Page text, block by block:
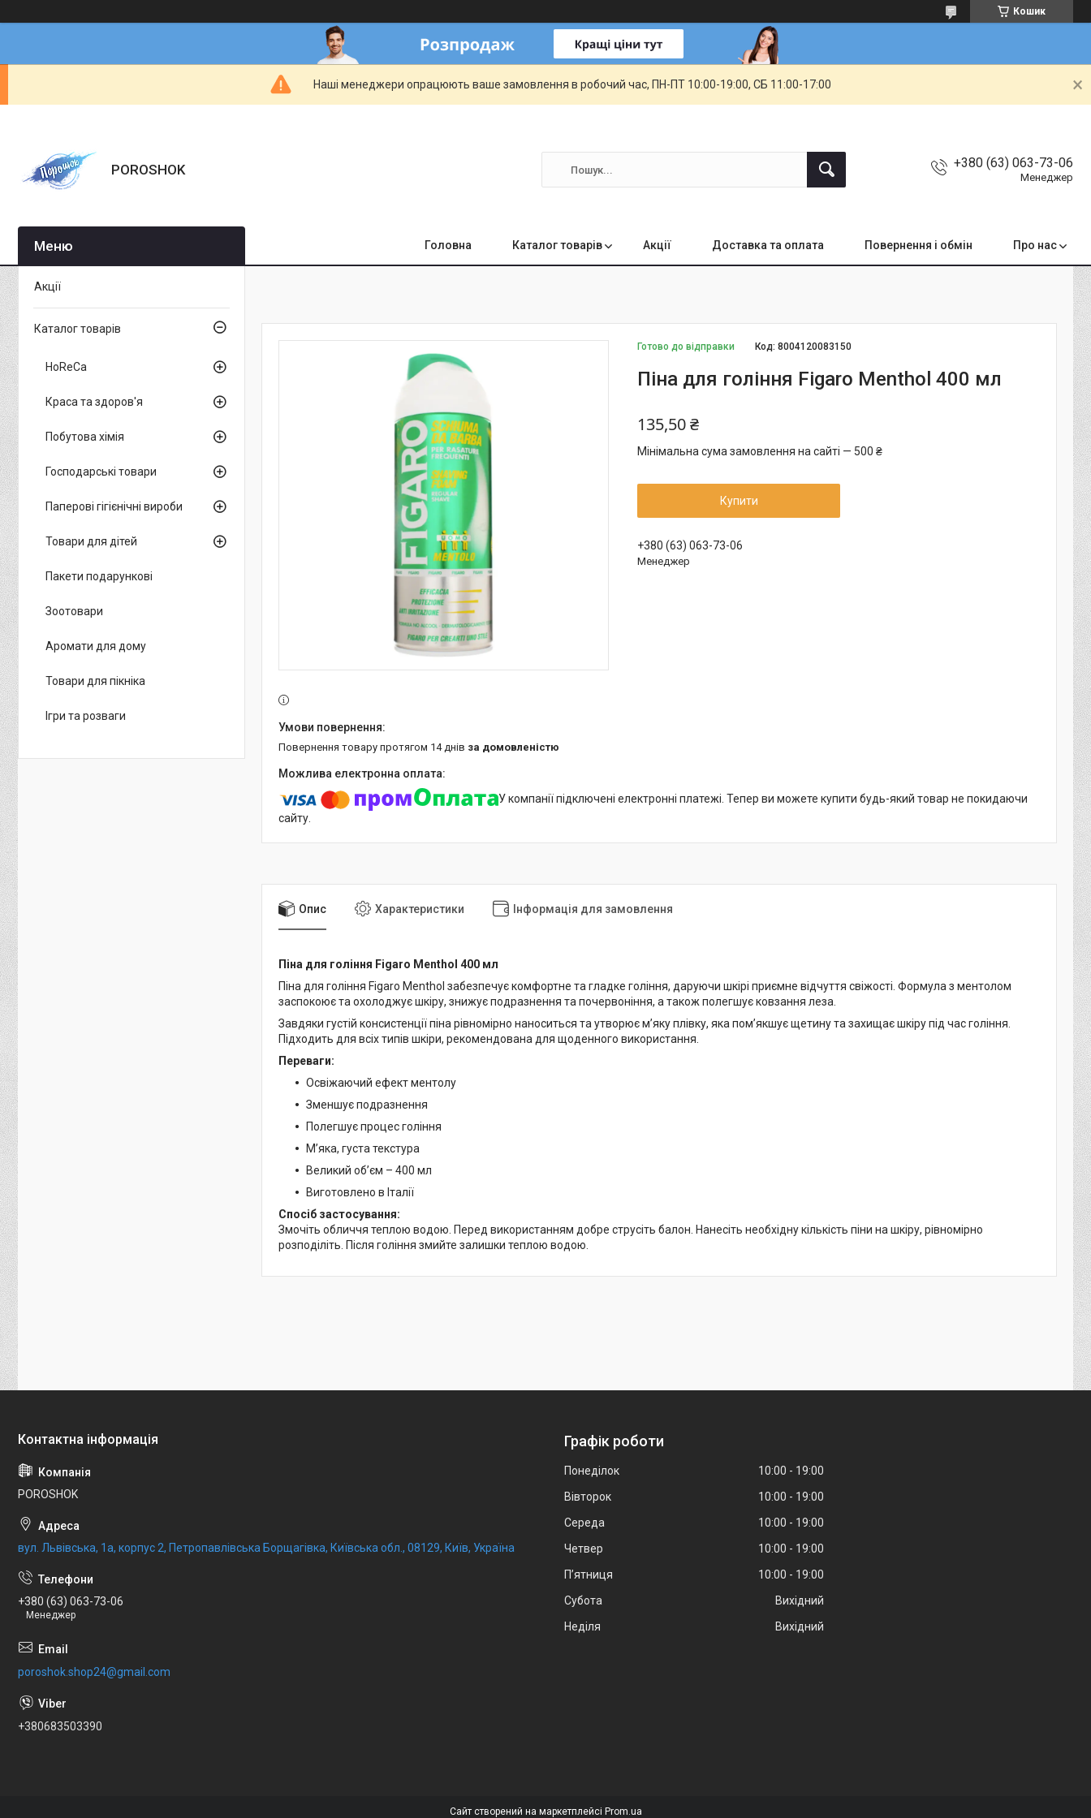
Кошик
Наші менеджери опрацюють ваше замовлення в робочий час, ПН-ПТ 10:00-19:00, СБ 11:00-17:00
POROSHOK +380 (63) 063-73-06
Менеджер
Головна Каталог товарів Акції Доставка та оплата Повернення і обмін Про нас
Готово до відправки Код:8004120083150
Піна для гоління Figaro Menthol 400 мл
135,50 ₴
Мінімальна сума замовлення на сайті — 500 ₴
Купити
+380 (63) 063-73-06
Менеджер
повернення товару протягом 14 днів за домовленістю
У компанії підключені електронні платежі. Тепер ви можете купити будь-який товар не покидаючи
сайту.
Опис Характеристики Інформація для замовлення
Піна для гоління Figaro Menthol 400 мл
Піна для гоління Figaro Menthol забезпечує комфортне та гладке гоління, даруючи шкірі приємне відчуття свіжості. Формула з ментолом
заспокоює та охолоджує шкіру, знижує подразнення та почервоніння, а також полегшує ковзання леза.
Завдяки густій консистенції піна рівномірно наноситься та утворює м’яку плівку, яка пом’якшує щетину та захищає шкіру під час гоління.
Підходить для всіх типів шкіри, рекомендована для щоденного використання.
Переваги:
Освіжаючий ефект ментолу
Зменшує подразнення
Полегшує процес гоління
М’яка, густа текстура
Великий об’єм – 400 мл
Виготовлено в Італії
Спосіб застосування:
Змочіть обличчя теплою водою. Перед використанням добре струсіть балон. Нанесіть необхідну кількість піни на шкіру, рівномірно
розподіліть. Після гоління змийте залишки теплою водою.
Акції
Каталог товарів
HoReCa
Краса та здоров'я
Побутова хімія
Господарські товари
Паперові гігієнічні вироби
Товари для дітей
Пакети подарункові
Зоотовари
Аромати для дому
Товари для пікніка
Ігри та розваги
POROSHOK
вул. Львівська, 1а, корпус 2, Петропавлівська Борщагівка, Київська обл., 08129, Київ, Україна
+380 (63) 063-73-06
Менеджер
poroshok.shop24@gmail.com
+380683503390
Графік роботи
Понеділок 10:00
19:00
Вівторок
10:00
19:00
Середа
10:00
19:00
Четвер
10:00
19:00
Пʼятниця
10:00
19:00
Субота
Вихідний
Неділя
Вихідний
Сайт створений на маркетплейсі Prom.ua